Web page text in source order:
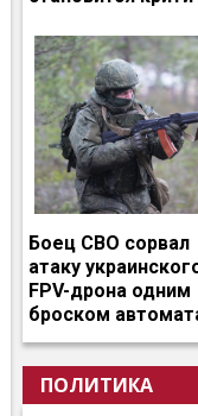
Боец СВО сорвал
атаку
FPV-дрона одним
броском
ПОЛИТИКА